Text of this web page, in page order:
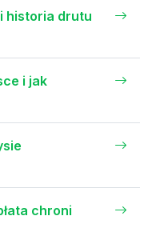
historia drutu
i jak
chroni